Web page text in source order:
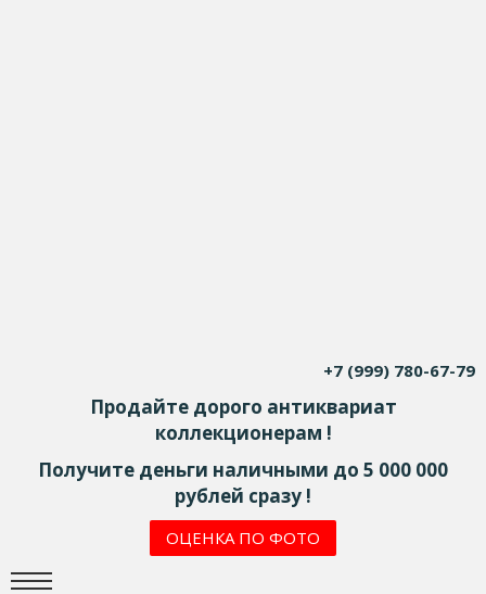
+7 (999) 780-67-79
Продайте дорого антиквариат
коллекционерам !
Получите деньги наличными до 5 000 000
рублей сразу !
ОЦЕНКА ПО ФОТО